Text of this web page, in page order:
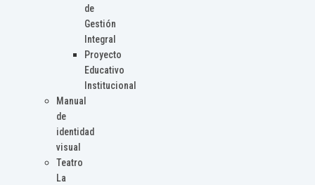
de
Gestión
Integral
Proyecto
Educativo
Institucional
Manual
de
identidad
visual
Teatro
La